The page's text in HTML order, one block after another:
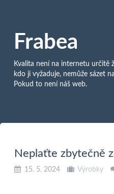
Frabea
Kvalita není na internetu určitě
kdo ji vyžaduje, nemůže sázet
Pokud to není náš web.
Neplaťte zbytečně
15. 5. 2024 Výrobky